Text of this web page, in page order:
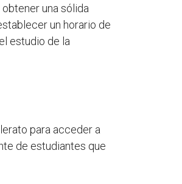
una sólida
un horario de
estudio de la
para acceder a
de estudiantes que